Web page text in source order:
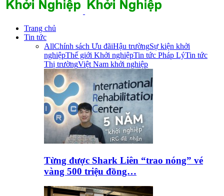
Trang chủ
Tin tức
AllChính sách Ưu đãiHậu trườngSự kiện khởi
nghiệpThế giới Khởi nghiệpTin tức Pháp LýTin tức
Thị trườngViệt Nam khởi nghiệp
Từng được Shark Liên “trao nóng” vé
vàng 500 triệu đồng…